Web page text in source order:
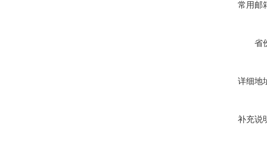
常用邮
省
详细地
补充说